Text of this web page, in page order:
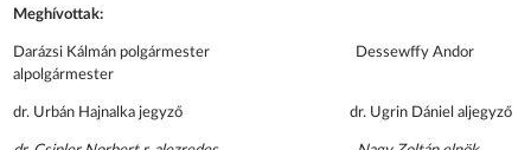
Meghívottak:
Darázsi Kálmán polgármester Dessewffy Andor
alpolgármester
dr. Urbán Hajnalka jegyző dr. Ugrin Dániel aljegyző